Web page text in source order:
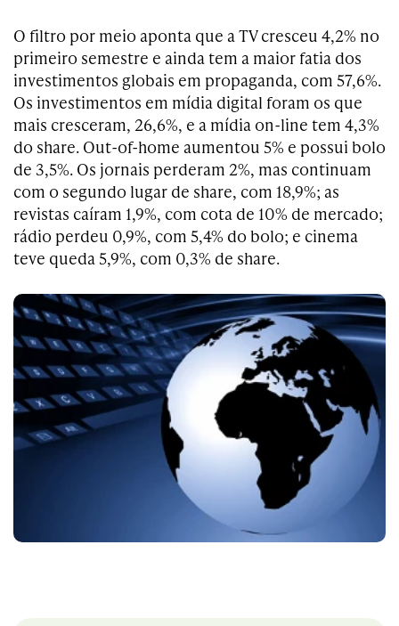
O filtro por meio aponta que a TV cresceu 4,2% no
primeiro semestre e ainda tem a maior fatia dos
investimentos globais em propaganda, com 57,6%.
Os investimentos em mídia digital foram os que
mais cresceram, 26,6%, e a mídia on-line tem 4,3%
do share. Out-of-home aumentou 5% e possui bolo
de 3,5%. Os jornais perderam 2%, mas continuam
com o segundo lugar de share, com 18,9%; as
revistas caíram 1,9%, com cota de 10% de mercado;
rádio perdeu 0,9%, com 5,4% do bolo; e cinema
teve queda 5,9%, com 0,3% de share.